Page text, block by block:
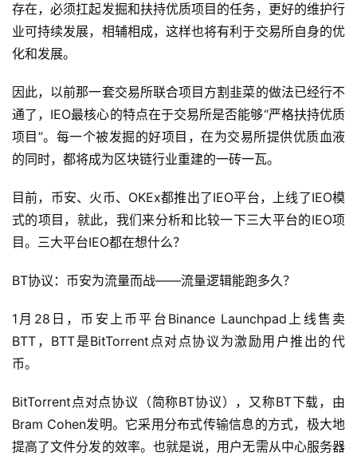
存在，必须扛起发掘和扶持优质项目的任务，更好的维护行
业可持续发展，相辅相成，这样也将有利于交易所自身的优
化和发展。
因此，以前那一套交易所联合项目方割韭菜的做法已经行不
通了，IEO最核心的特点在于交易所是否能够“严格扶持优质
项目”。每一个被发掘的好项目，在为交易所提供优质血液
的同时，都将成为区块链行业重建的一砖一瓦。
目前，币安、火币、OKEx都推出了IEO平台，上线了IEO模
式的项目，就此，我们来分析和比较一下三大平台的IEO项
目。三大平台IEO都在想什么？
BT协议：币安为流量而战——流量逻辑能跑多久？
1月28日，币安上币平台Binance Launchpad上线售卖
BTT，BTT是BitTorrent点对点协议为激励用户推出的代
币。
BitTorrent点对点协议（简称BT协议），又称BT下载，由
Bram Cohen发明。它采用分布式传输信息的方式，极大地
提高了文件分发的效率。也就是说，用户无需从中心服务器